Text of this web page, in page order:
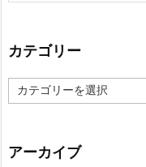
カテゴリー
カ
テ
ー
アーカイブ